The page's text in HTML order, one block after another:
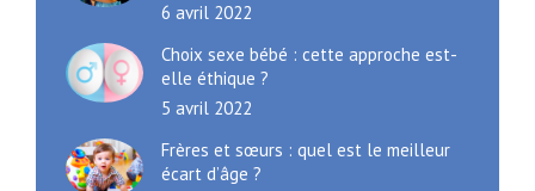
6 avril 2022
Choix sexe bébé : cette approche est-
elle éthique ?
5 avril 2022
Frères et sœurs : quel est le meilleur
écart d’âge ?